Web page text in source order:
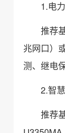
1.电力
推荐基
兆网口）
测、继电
2.智慧
推荐基